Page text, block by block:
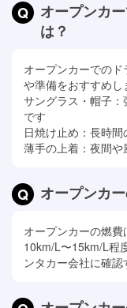
オープンカ
は？
オープンカーでの
や準備をおすすめし
サングラス・帽子
です
日焼け止め：長時
薄手の上着：夜間
オープンカ
オープンカーの燃
10km/L〜15km/L程
ンタカー会社に確認